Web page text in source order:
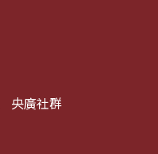
央廣社群